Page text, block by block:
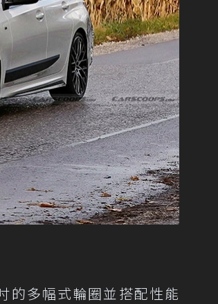
的多幅式輪圈並搭配性能